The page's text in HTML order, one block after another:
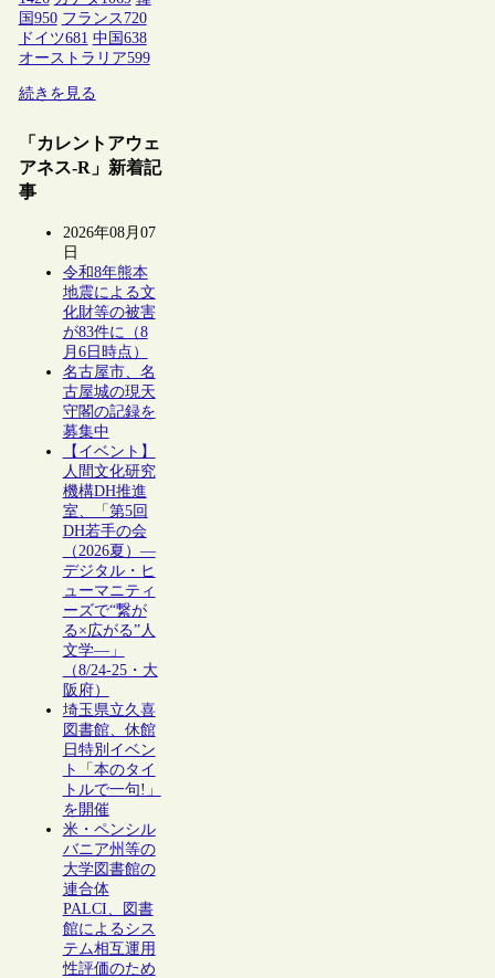
国 950 フランス 720
ドイツ681 中国 638
オーストラリア599
続きを見る
「カレントアウェ
アネス-R」新着記
事
2026年08月07
日
令和8年熊本
地震による文
化財等の被害
が83件に（8
月6日時点）
名古屋市、名
古屋城の現天
守閣の記録を
募集中
【イベント】
人間文化研究
機構DH推進
室、「第5回
DH若手の会
（2026夏）―
デジタル・ヒ
ューマニティ
ーズで“繋が
る×広がる”人
文学―」
（8/24-25・大
阪府）
埼玉県立久喜
図書館、休館
日特別イベン
ト「本のタイ
トルで一句!」
を開催
米・ペンシル
バニア州等の
大学図書館の
連合体
PALCI、図書
館によるシス
テム相互運用
性評価のため